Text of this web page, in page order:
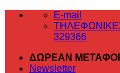
Μετάβαση
περιεχόμενο
E-mail
329366
ΔΩΡΕΑΝ
Newsletter